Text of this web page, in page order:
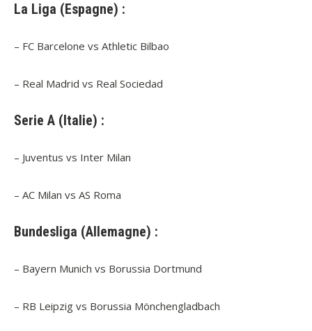
La Liga (Espagne) :
– FC Barcelone vs Athletic Bilbao
– Real Madrid vs Real Sociedad
Serie A (Italie) :
– Juventus vs Inter Milan
– AC Milan vs AS Roma
Bundesliga (Allemagne) :
– Bayern Munich vs Borussia Dortmund
– RB Leipzig vs Borussia Mönchengladbach